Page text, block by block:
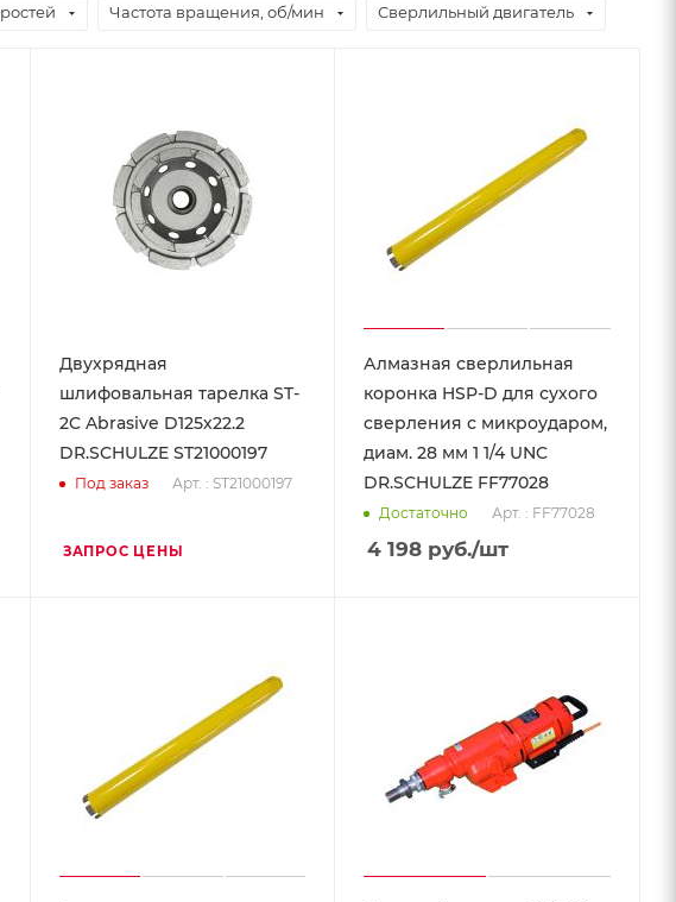
Частота вращения, об/мин Сверлильный двигатель
Двухрядная
шлифовальная тарелка ST-
2C Abrasive D125х22.2
DR.SCHULZE ST21000197
Под заказ Арт. : ST21000197
ЗАПРОС ЦЕНЫ
Алмазная сверлильная
коронка HSP-D для сухого
сверления с микроударом,
диам. 28 мм 1 1/4 UNC
DR.SCHULZE FF77028
Достаточно Арт. : FF77028
4 198 руб./шт